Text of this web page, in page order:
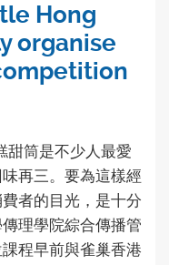
Hong
organise
甜筒是不少人最愛
再三。要為這樣經
者的目光，是十分
理學院綜合傳播管
程早前與雀巢香港